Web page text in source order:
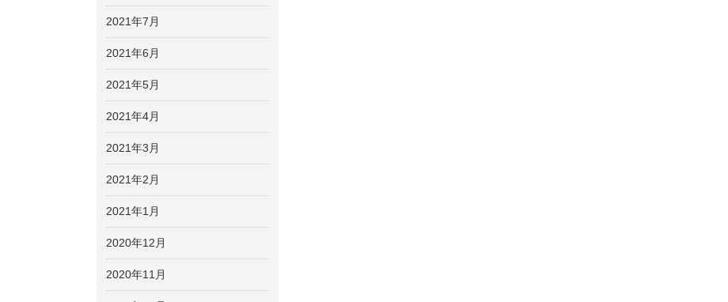
2021年7月
2021年6月
2021年5月
2021年4月
2021年3月
2021年2月
2021年1月
2020年12月
2020年11月